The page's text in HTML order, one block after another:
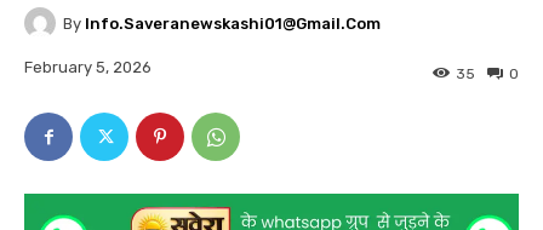
By Info.saveranewskashi01@gmail.com
February 5, 2026 0
35